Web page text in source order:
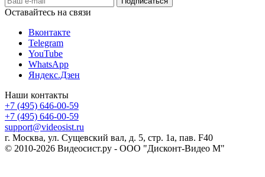
Оставайтесь на связи
Вконтакте
Telegram
YouTube
WhatsApp
Яндекс.Дзен
Наши контакты
+7 (495) 646-00-59
+7 (495) 646-00-59
support@videosist.ru
г. Москва, ул. Сущевский вал, д. 5, стр. 1а, пав. F40
© 2010-2026 Видеосист.ру - ООО "Дисконт-Видео М"